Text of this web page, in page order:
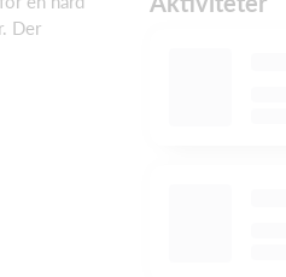
Der